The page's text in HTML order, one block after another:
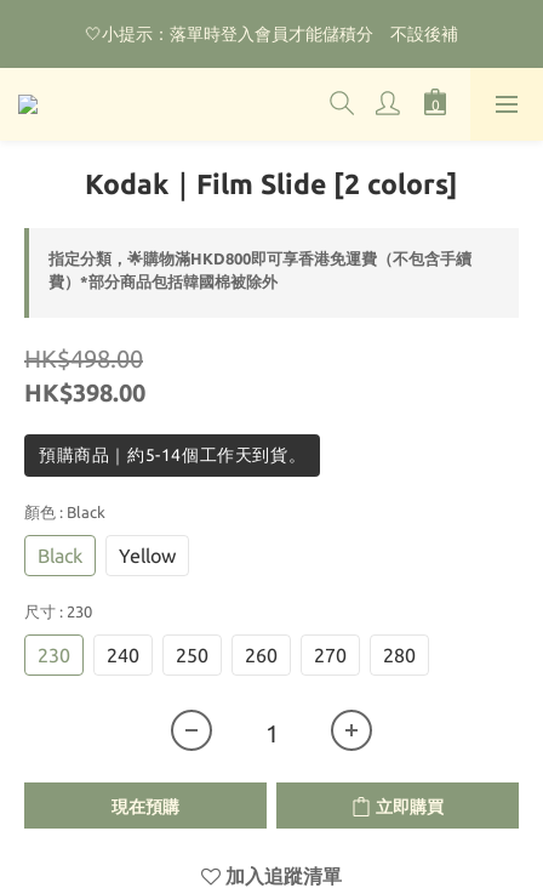
🌟購物滿HKD800即可享香港免運費（不包含手續費）*部分商品
除外
🤍小提示：落單時登入會員才能儲積分　不設後補
‼️2026.1.6 起使用網站新系統！點擊查看舊會員安排‼️
除外
Kodak｜Film Slide [2 colors]
指定分類，🌟購物滿HKD800即可享香港免運費（不包含手續
費）*部分商品包括韓國棉被除外
HK$498.00
HK$398.00
預購商品｜約5-14個工作天到貨。
顏色 : Black
Black Yellow
尺寸 : 230
230 240 250 260 270 280
現在預購 立即購買
加入追蹤清單